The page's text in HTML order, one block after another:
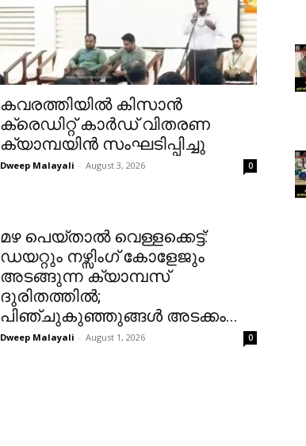
കവരത്തിയിൽ കിസാൻ
ക്രെഡിറ്റ് കാർഡ് വിതരണ
ക്യാമ്പയിൻ സംഘടിപ്പിച്ചു
Dweep Malayali - August 3, 2026 0
മഴ പെയ്താൽ വെള്ളക്കെട്ട്:
ഡയറ്റും നഴ്സിംഗ് കോളേജും
അടങ്ങുന്ന ക്യാമ്പസ്
ദുരിതത്തിൽ;
പിഞ്ചുകുഞ്ഞുങ്ങൾ അടക്കം...
Dweep Malayali - August 1, 2026 0